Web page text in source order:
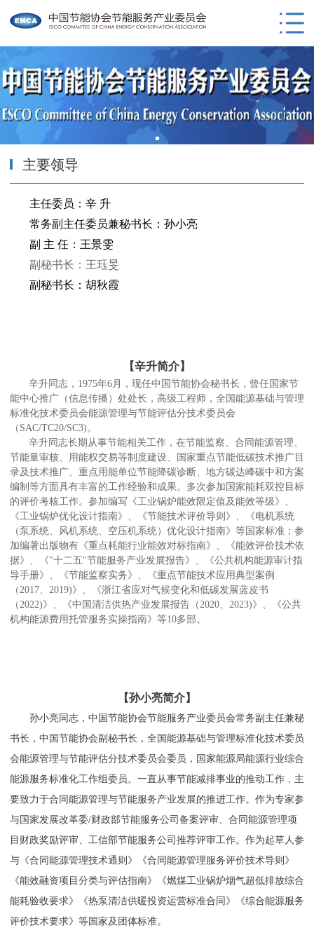
主要领导
主任委员：辛 升
常务副主任委员兼秘书长：孙小亮
副 主 任：王景雯
副秘书长：王珏旻
副秘书长：胡秋霞
【辛升简介】
辛升同志，1975年6月，现任中国节能协会秘书长，曾任国家节
能中心推广（信息传播）处处长，高级工程师，全国能源基础与管理
标准化技术委员会能源管理与节能评估分技术委员会
（SAC/TC20/SC3)。
辛升同志长期从事节能相关工作，在节能监察、合同能源管理、
节能量审核、用能权交易等制度建设、国家重点节能低碳技术推广目
录及技术推广、重点用能单位节能降碳诊断、地方碳达峰碳中和方案
编制等方面具有丰富的工作经验和成果。多次参加国家能耗双控目标
的评价考核工作。参加编写《工业锅炉能效限定值及能效等级》、
《工业锅炉优化设计指南》、《节能技术评价导则》、《电机系统
（泵系统、风机系统、空压机系统）优化设计指南》等国家标准；参
加编著出版物有《重点耗能行业能效对标指南》、《能效评价技术依
据》、《"十二五"节能服务产业发展报告》、《公共机构能源审计指
导手册》、《节能监察实务》、《重点节能技术应用典型案例
（2017、2019)》、《浙江省应对气候变化和低碳发展蓝皮书
（2022)》、《中国清洁供热产业发展报告（2020、2023)》、《公共
机构能源费用托管服务实操指南》等10多部。
【孙小亮简介】
孙小亮同志， 中国节能协会节能服务产业委员会常务副主任兼秘
书长，中国节能协会副秘书长，全国能源基础与管理标准化技术委员
会能源管理与节能评估分技术委员会委员，国家能源局能源行业综合
能源服务标准化工作组委员。一直从事节能减排事业的推动工作，主
要致力于合同能源管理与节能服务产业发展的推进工作。作为专家参
与国家发展改革委/财政部节能服务公司备案评审、合同能源管理项
目财政奖励评审、工信部节能服务公司推荐评审工作。作为起草人参
与《合同能源管理技术通则》《合同能源管理服务评价技术导则》
《能效融资项目分类与评估指南》《燃煤工业锅炉烟气超低排放综合
能耗验收要求》《热泵清洁供暖投资运营标准合同》《综合能源服务
评价技术要求》等国家及团体标准。